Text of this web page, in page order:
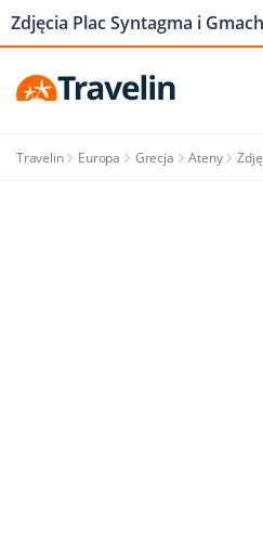
Travelin Europa Grecja Ateny
Zdjęcia Plac Syntagma i